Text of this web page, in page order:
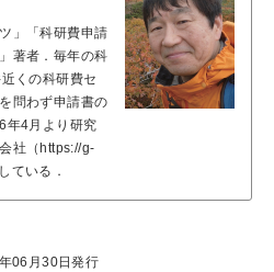
」「科研費申請
著者．毎年の科
くの科研費セ
問わず申請書の
年4月より研究
社（https://g-
ている．
06月30日発行